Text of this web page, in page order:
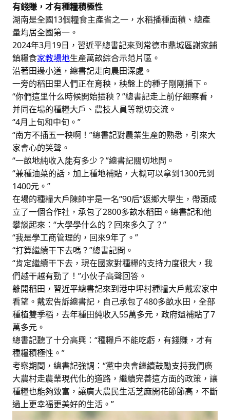
有錢賺，才有種糧積極性
湖南是全國13個糧食主產省之一，水稻播種面積、總產
量均居全國第一。
2024年3月19日，習近平總書記來到常德市鼎城區謝家鋪
鎮糧食家教場地生產萬畝綜合示范片區。
沿著田邊小道，總書記走向農田深處。
一旁的稻田里人們正在育秧，秧盤上的種子剛剛播下。
“你們這里什么時候開始插秧？”總書記走上前仔細察看，
并同在場的種糧大戶、農技人員等親切交流。
“4月上旬和中旬。”
“南方不插五一秧啊！”總書記對農業生產的熟悉，引來大
家會心的笑聲。
“一畝地純收入能有多少？”總書記關切地問。
“兼種油菜的話，加上種地補貼，大概可以拿到1300元到
1400元。”
在場的種糧大戶陳帥宇是一名“90后”返鄉大學生，帶頭成
立了一個合作社，承包了2800多畝水稻田。總書記和他
攀談起來：“大學學什么的？回來多久了？”
“我是學工商管理的，回來9年了。”
“打算繼續干下去嗎？”總書記問。
“肯定繼續干下去，現在國家對種糧的支持力度很大，我
們越干越有勁了！”小伙子高聲回答。
離開稻田，習近平總書記來到港中坪村種糧大戶戴宏家中
看望。戴宏告訴總書記，自己承包了480多畝水田，全部
種植雙季稻，去年種田純收入55萬多元，政府還補貼了7
萬多元。
總書記聽了十分高興：“種糧戶不能吃虧，有錢賺，才有
種糧積極性。”
考察期間，總書記強調：“黨中央會繼續鼓勵支持我們廣
大農村走農業現代化的道路，繼續完善這方面的政策，讓
種糧也能夠致富，讓廣大農民生活芝麻開花節節高，不斷
過上更幸福更美好的生活。”